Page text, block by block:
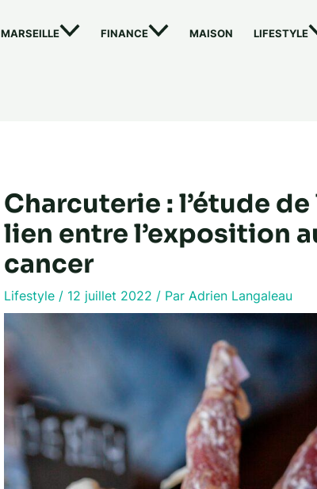
MARSEILLE FINANCE MAISON LIFESTYLE
Charcuterie : l’étude de
lien entre l’exposition
cancer
Lifestyle/ 12 juillet 2022 / Par Adrien Langaleau